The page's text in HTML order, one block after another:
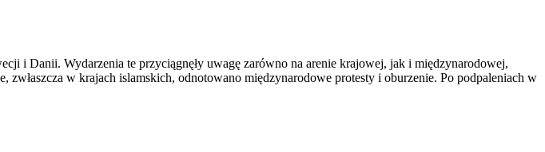
i Danii. Wydarzenia te przyciągnęły uwagę zarówno na arenie krajowej, jak i międzynarodowej,
zwłaszcza w krajach islamskich, odnotowano międzynarodowe protesty i oburzenie. Po podpaleniach w